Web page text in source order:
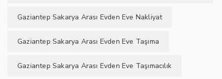
Gaziantep Sakarya Arası Evden Eve Nakliyat
Gaziantep Sakarya Arası Evden Eve Taşıma
Gaziantep Sakarya Arası Evden Eve Taşımacılık